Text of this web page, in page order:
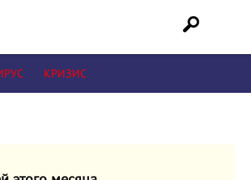
КРИЗИС